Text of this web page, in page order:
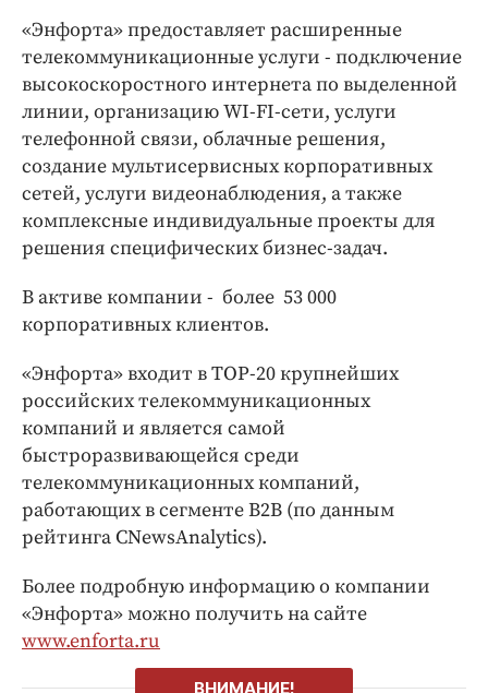
«Энфорта» предоставляет расширенные
телекоммуникационные услуги - подключение
высокоскоростного интернета по выделенной
линии, организацию WI-FI-сети, услуги
телефонной связи, облачные решения,
создание мультисервисных корпоративных
сетей, услуги видеонаблюдения, а также
комплексные индивидуальные проекты для
решения специфических бизнес-задач.
В активе компании - более 53 000
корпоративных клиентов.
«Энфорта» входит в ТОР-20 крупнейших
российских телекоммуникационных
компаний и является самой
быстроразвивающейся среди
телекоммуникационных компаний,
работающих в сегменте В2В (по данным
рейтинга CNewsAnalytics).
Более подробную информацию о компании
«Энфорта» можно получить на сайте
www.enforta.ru
ВНИМАНИЕ!